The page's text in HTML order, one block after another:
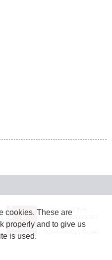
JASRAC許諾番号：
9024936001Y45037
JASRAC許諾番号：
cookies. These are
properly and to give us
is used.